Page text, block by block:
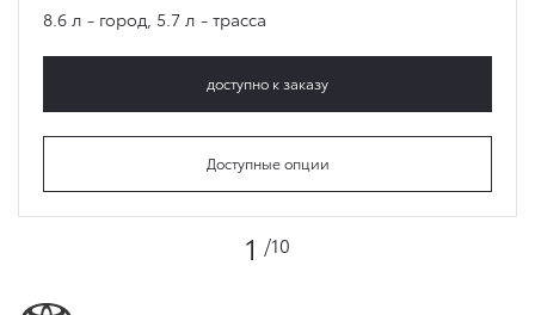
8.6 л - город, 5.7 л - трасса
доступно к заказу
Доступные опции
1 /10